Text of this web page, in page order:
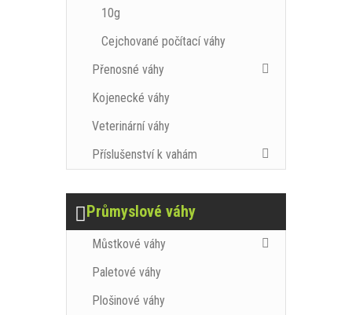
10g
Cejchované počítací váhy
Přenosné váhy
Kojenecké váhy
Veterinární váhy
Příslušenství k vahám
Průmyslové váhy
Můstkové váhy
Paletové váhy
Plošinové váhy